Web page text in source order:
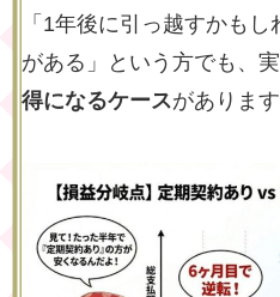
「1年後に引っ越すかも
がある」という方でも、
得になるケースがあります